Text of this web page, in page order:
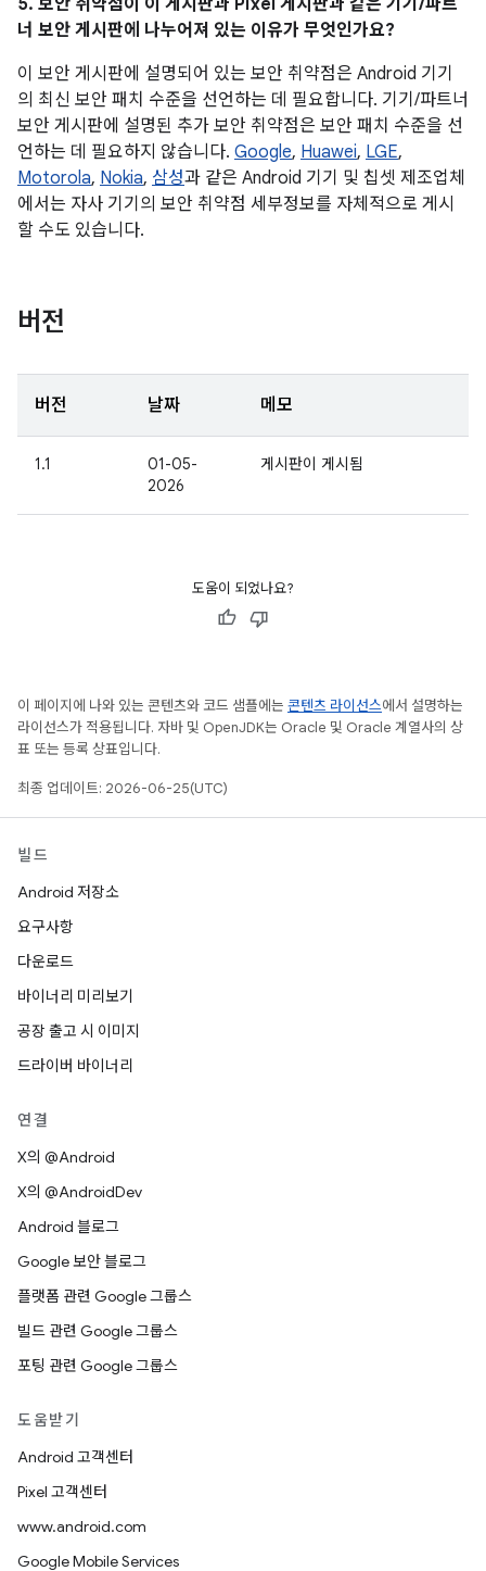
5. 보안 취약점이 이 게시판과 Pixel 게시판과 같은 기기/파트
너 보안 게시판에 나누어져 있는 이유가 무엇인가요?
이 보안 게시판에 설명되어 있는 보안 취약점은 Android 기기
의 최신 보안 패치 수준을 선언하는 데 필요합니다. 기기/파트너
보안 게시판에 설명된 추가 보안 취약점은 보안 패치 수준을 선
언하는 데 필요하지 않습니다. Google, Huawei, LGE,
Motorola, Nokia, 삼성과 같은 Android 기기 및 칩셋 제조업체
에서는 자사 기기의 보안 취약점 세부정보를 자체적으로 게시
할 수도 있습니다.
버전
버전 날짜 메모
1.1
01-05-
2026
게시판이 게시됨
도움이 되었나요?
이 페이지에 나와 있는 콘텐츠와 코드 샘플에는 콘텐츠 라이선스에서 설명하는
라이선스가 적용됩니다. 자바 및 OpenJDK는 Oracle 및 Oracle 계열사의 상
표 또는 등록 상표입니다.
최종 업데이트: 2026-06-25(UTC)
빌드
Android 저장소
요구사항
다운로드
바이너리 미리보기
공장 출고 시 이미지
드라이버 바이너리
연결
X의 @Android
X의 @AndroidDev
Android 블로그
Google 보안 블로그
플랫폼 관련 Google 그룹스
빌드 관련 Google 그룹스
포팅 관련 Google 그룹스
도움받기
Android 고객센터
Pixel 고객센터
www.android.com
Google Mobile Services